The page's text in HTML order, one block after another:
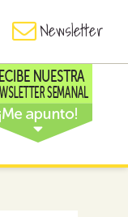
Newsletter